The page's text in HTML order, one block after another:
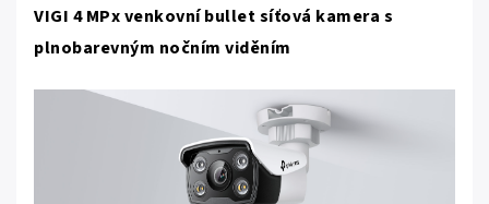
VIGI 4 MPx venkovní bullet síťová kamera s
plnobarevným nočním viděním